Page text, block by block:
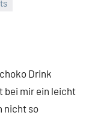
Drink
bei mir ein leicht
nicht so